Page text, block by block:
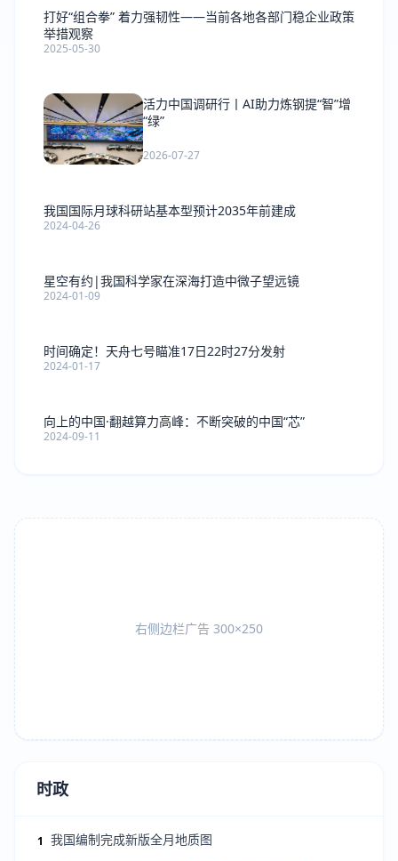
打好“组合拳” 着力强韧性——当前各地各部门稳企业政策
举措观察
2025-05-30
活力中国调研行丨AI助力炼钢提“智”增
“绿”
2026-07-27
我国国际月球科研站基本型预计2035年前建成
2024-04-26
星空有约|我国科学家在深海打造中微子望远镜
2024-01-09
时间确定！天舟七号瞄准17日22时27分发射
2024-01-17
向上的中国·翻越算力高峰：不断突破的中国“芯”
2024-09-11
右侧边栏广告 300×250
时政
1 我国编制完成新版全月地质图